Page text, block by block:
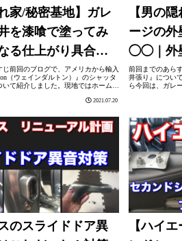
家/秘密基地】ガレ
を漆喰で塗ってみ
る仕上がり具合は
？？
じ前回のブログで、アメリカから輸入
（ウェインダルトン）』のシャッタ
て紹介しました。現地ではホームセ
2021.07.20
【男の
ージの外
◯◯｜外
方法も紹
前回までのあら
井張り』につい
ら今回は、ガレ
のスライドドア異
【ハイ